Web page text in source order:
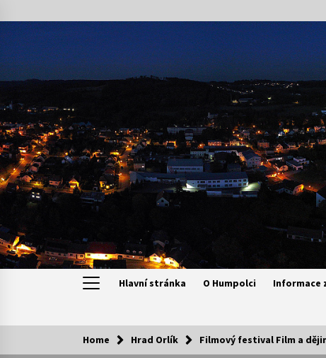
to
content
Hlavní stránka O Humpolci Informace
Kam za kulturou?
Home Hrad Orlík Filmový festival Film a